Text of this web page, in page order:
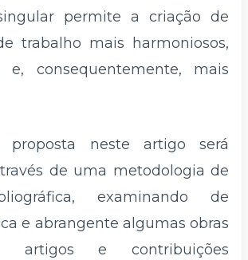
permite a criação de
trabalho mais harmoniosos,
e, consequentemente, mais
proposta neste artigo será
de uma metodologia de
examinando de
e abrangente algumas obras
artigos e contribuições